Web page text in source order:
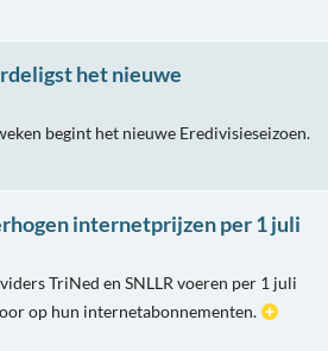
het nieuwe
begint het nieuwe Eredivisieseizoen.
internetprijzen per 1 juli
TriNed en SNLLR voeren per 1 juli
op hun internetabonnementen.